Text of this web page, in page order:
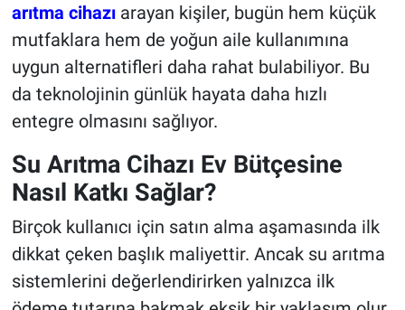
arıtma cihazıarayan kişiler, bugün hem küçük
mutfaklara hem de yoğun aile kullanımına
uygun alternatifleri daha rahat bulabiliyor. Bu
da teknolojinin günlük hayata daha hızlı
entegre olmasını sağlıyor.
Su Arıtma Cihazı Ev Bütçesine
Nasıl Katkı Sağlar?
Birçok kullanıcı için satın alma aşamasında ilk
dikkat çeken başlık maliyettir. Ancak su arıtma
sistemlerini değerlendirirken yalnızca ilk